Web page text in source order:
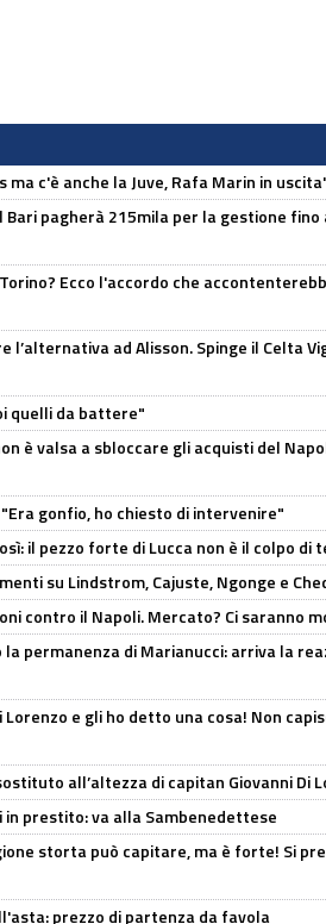
c'è anche la Juve, Rafa Marin in
Bari pagherà 215mila per la gestione fino
Ecco l'accordo che
l’alternativa ad Alisson. Spinge il Celta
quelli da battere"
è valsa a sbloccare gli acquisti del
gonfio, ho chiesto di intervenire"
il pezzo forte di Lucca non è il colpo di
su Lindstrom, Cajuste, Ngonge e
contro il Napoli. Mercato? Ci saranno
permanenza di Marianucci: arriva la
e gli ho detto una cosa! Non
all’altezza di capitan Giovanni Di
in prestito: va alla Sambenedettese
storta può capitare, ma è forte! Si
prezzo di partenza da favola